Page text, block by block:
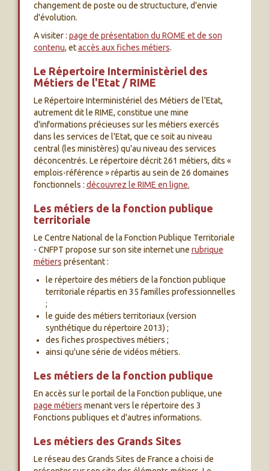
changement de poste ou de structucture, d'envie
d'évolution.
A visiter : page de présentation du ROME et de son
contenu, etaccès aux fiches métiers.
Le Répertoire Interministèriel des
Métiers de l'Etat / RIME
Le Répertoire Interministériel des Métiers de l'Etat,
autrement dit le RIME, constitue une mine
d'informations précieuses sur les métiers exercés
dans les services de l'Etat, que ce soit au niveau
central (les ministères) qu'au niveau des services
déconcentrés. Le répertoire décrit 261 métiers, dits «
emplois-référence » répartis au sein de 26 domaines
fonctionnels : découvrez le RIME en ligne.
Les métiers de la fonction publique
territoriale
Le Centre National de la Fonction Publique Territoriale
- CNFPT propose sur son site internet une rubrique
métiers présentant :
le répertoire des métiers de la fonction publique
territoriale répartis en 35 familles professionnelles
;
le guide des métiers territoriaux (version
synthétique du répertoire 2013) ;
des fiches prospectives métiers ;
ainsi qu'une série de vidéos métiers.
Les métiers de la fonction publique
En accès sur le portail de la Fonction publique, une
page métiers menant vers le répertoire des 3
Fonctions publiques et d'autres informations.
Les métiers des Grands Sites
Le réseau des Grands Sites de France a choisi de